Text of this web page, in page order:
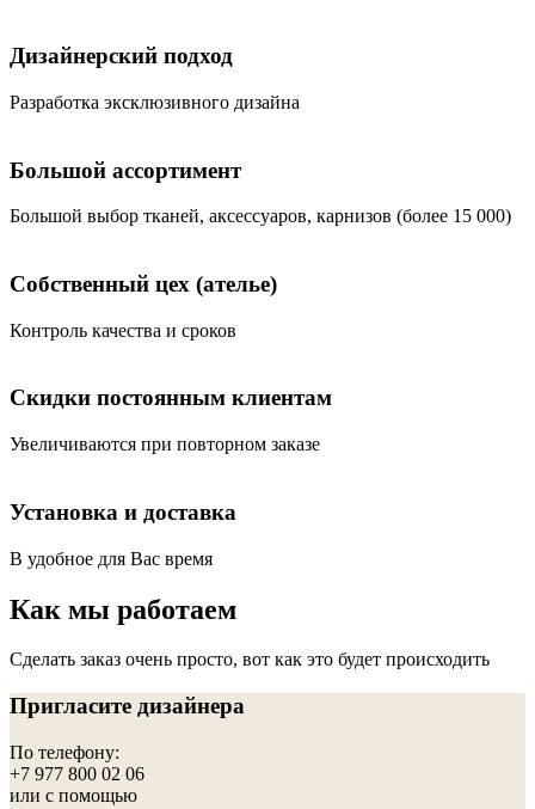
Дизайнерский подход
Разработка эксклюзивного дизайна
Большой ассортимент
Большой выбор тканей, аксессуаров, карнизов (более 15 000)
Собственный цех (ателье)
Контроль качества и сроков
Скидки постоянным клиентам
Увеличиваются при повторном заказе
Установка и доставка
В удобное для Вас время
Как мы работаем
Сделать заказ очень просто, вот как это будет происходить
Пригласите дизайнера
По телефону:
+7 977 800 02 06
или с помощью